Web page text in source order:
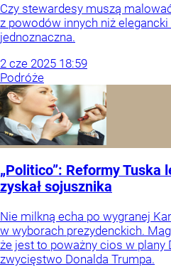
Czy stewardesy muszą
z powodów innych niż
jednoznaczna.
2 cze 2025 18:59
Podróże
„Politico”: Reformy Tuska
zyskał sojusznika
Nie milkną echa po wygranej
w wyborach prezydenckich.
że jest to poważny cios w plany
zwycięstwo Donalda Trumpa.